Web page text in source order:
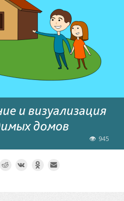
и визуализация
домов
945